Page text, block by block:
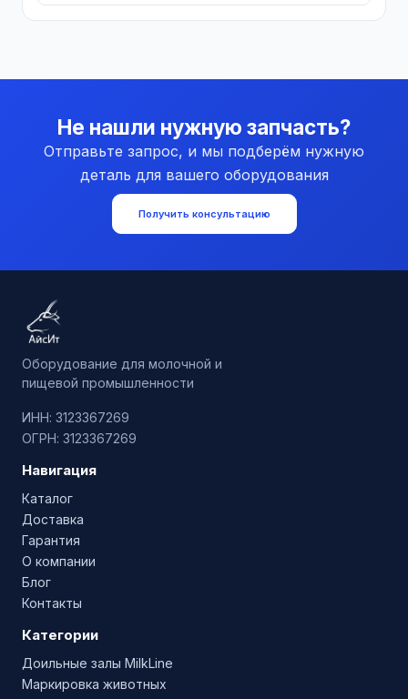
Не нашли нужную запчасть?
Отправьте запрос, и мы подберём нужную
деталь для вашего оборудования
Получить консультацию
Оборудование для молочной и
пищевой промышленности
ИНН: 3123367269
ОГРН: 3123367269
Навигация
Каталог
Доставка
Гарантия
О компании
Блог
Контакты
Категории
Доильные залы MilkLine
Маркировка животных